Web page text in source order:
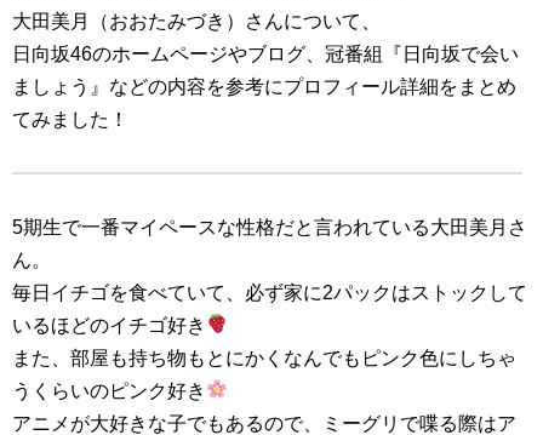
大田美月（おおたみづき）さんについて、
日向坂46のホームページやブログ、冠番組『日向坂で会い
ましょう』などの内容を参考にプロフィール詳細をまとめ
てみました！
5期生で一番マイペースな性格だと言われている大田美月さ
ん。
毎日イチゴを食べていて、必ず家に2パックはストックして
いるほどのイチゴ好き
また、部屋も持ち物もとにかくなんでもピンク色にしちゃ
うくらいのピンク好き
アニメが大好きな子でもあるので、ミーグリで喋る際はア